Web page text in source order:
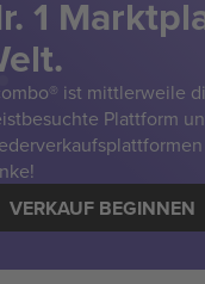
1
ist mittlerweile
Plattform
VERKAUF BEGINNEN